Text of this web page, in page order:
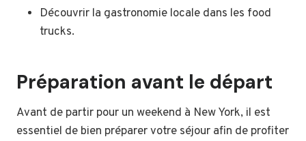
Découvrir la gastronomie locale dans les food
trucks.
Préparation avant le départ
Avant de partir pour un weekend à New York, il est
essentiel de bien préparer votre séjour afin de profiter